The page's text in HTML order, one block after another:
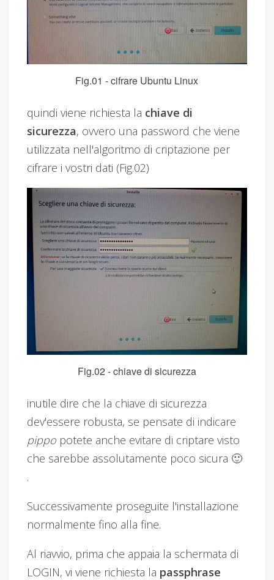
Fig.01 - cifrare Ubuntu Linux
quindi viene richiesta la chiave di
sicurezza, ovvero una password che viene
utilizzata nell'algoritmo di criptazione per
cifrare i vostri dati (Fig.02)
Fig.02 - chiave di sicurezza
inutile dire che la chiave di sicurezza
dev'essere robusta, se pensate di indicare
pippo potete anche evitare di criptare visto
che sarebbe assolutamente poco sicura 🙂
.
Successivamente proseguite l'installazione
normalmente fino alla fine.
Al riavvio, prima che appaia la schermata di
LOGIN, vi viene richiesta la passphrase